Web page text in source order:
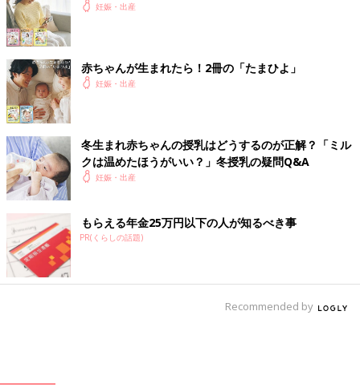
妊娠・出産
赤ちゃんが生まれたら！2冊の「たまひよ」
妊娠・出産
冬生まれ赤ちゃんの授乳はどうするのが正解？「ミル
クは温めたほうがいい？」冬授乳の疑問Q&A
妊娠・出産
もらえる年金25万円以下の人が知るべき事
PR(くらしの話題)
Recommended by